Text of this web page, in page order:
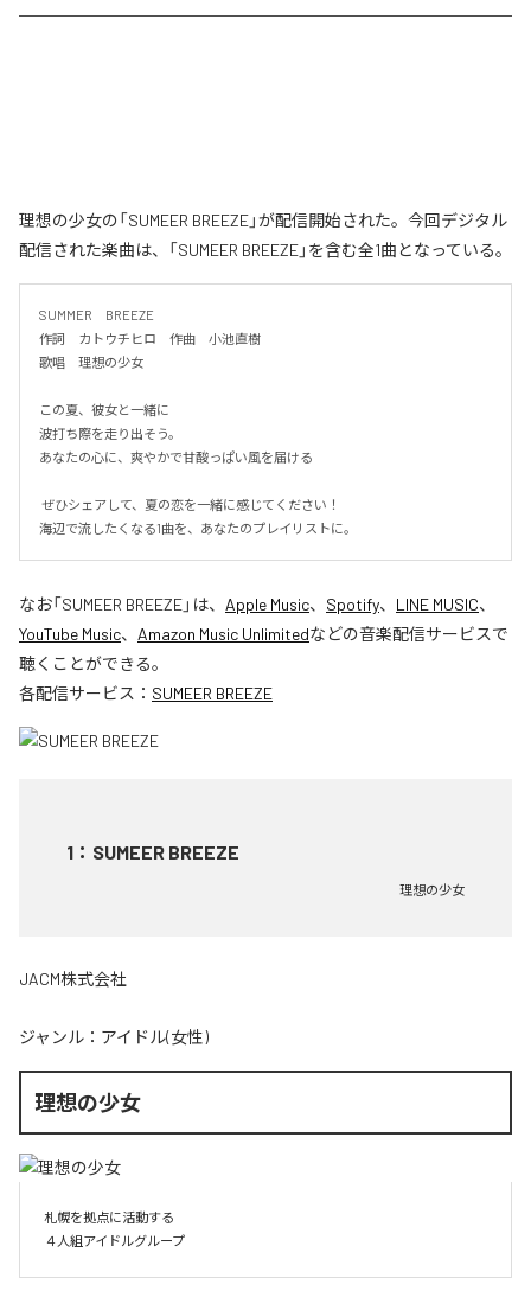
理想の少女の「SUMEER BREEZE」が配信開始された。今回デジタル
配信された楽曲は、「SUMEER BREEZE」を含む全1曲となっている。
SUMMER　BREEZE
作詞　カトウチヒロ　作曲　小池直樹
歌唱　理想の少女
この夏、彼女と一緒に
波打ち際を走り出そう。
あなたの心に、爽やかで甘酸っぱい風を届ける
海辺で流したくなる1曲を、あなたのプレイリストに。
なお「SUMEER BREEZE」は、 Apple Music、 Spotify、 LINE MUSIC、
YouTube Music、 Amazon Music Unlimitedなどの音楽配信サービスで
聴くことができる。
各配信サービス： SUMEER BREEZE
1 ： SUMEER BREEZE
理想の少女
JACM株式会社
ジャンル： アイドル(女性)
理想の少女
札幌を拠点に活動する
４人組アイドルグループ